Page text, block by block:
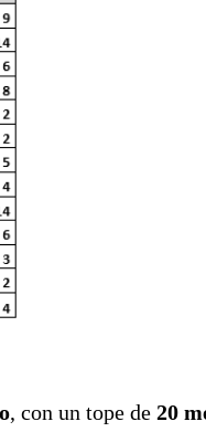
, con un tope de20